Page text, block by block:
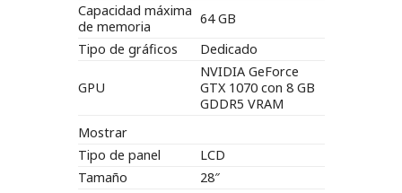
Capacidad máxima
de memoria
64 GB
Tipo de gráficos
Dedicado
GPU
NVIDIA GeForce
GTX 1070 con 8 GB
GDDR5 VRAM
Mostrar
Tipo de panel
LCD
Tamaño
28″